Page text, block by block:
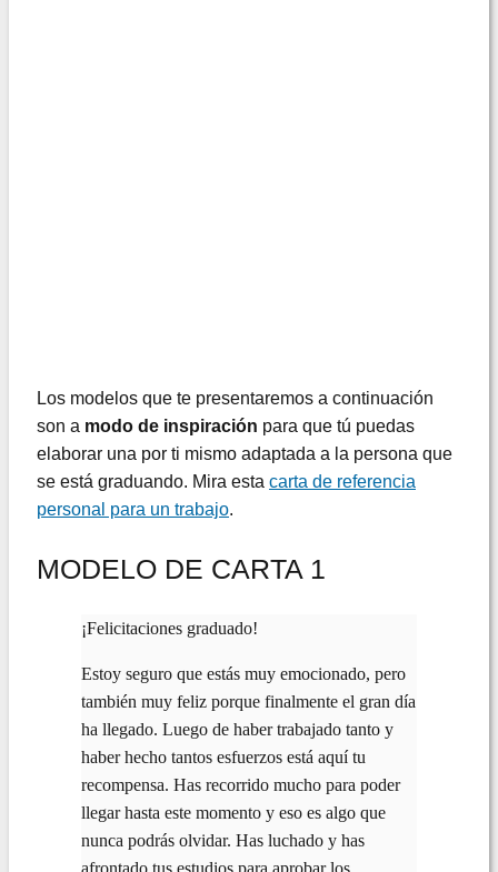
Los modelos que te presentaremos a continuación
son a modo de inspiración para que tú puedas
elaborar una por ti mismo adaptada a la persona que
se está graduando. Mira esta carta de referencia
personal para un trabajo.
MODELO DE CARTA 1
¡Felicitaciones graduado!
Estoy seguro que estás muy emocionado, pero
también muy feliz porque finalmente el gran día
ha llegado. Luego de haber trabajado tanto y
haber hecho tantos esfuerzos está aquí tu
recompensa. Has recorrido mucho para poder
llegar hasta este momento y eso es algo que
nunca podrás olvidar. Has luchado y has
afrontado tus estudios para aprobar los